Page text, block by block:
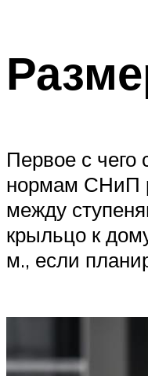
Первое с
нормам СНиП
между
крыльцо к
м., если